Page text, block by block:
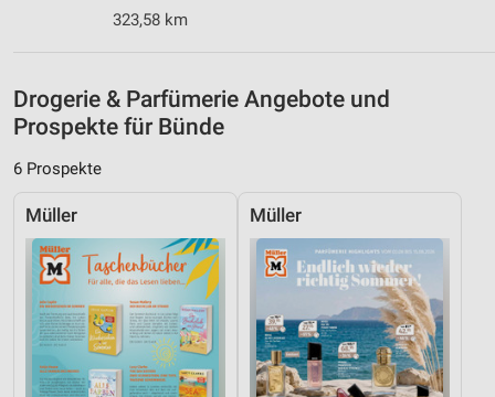
323,58 km
Drogerie & Parfümerie Angebote und
Prospekte für Bünde
6 Prospekte
Müller Müller
Entwicklung und Verbesserung der Angebote
Verwendung reduzierter Daten zur Auswahl von
Inhalten
IAB-Besonderheiten:
Verwendung genauer Standortdaten
Geräte anhand von aktiv angeforderten
Informationen identifizieren
Nicht-IAB-Verarbeitungszwecke:
Notwendig